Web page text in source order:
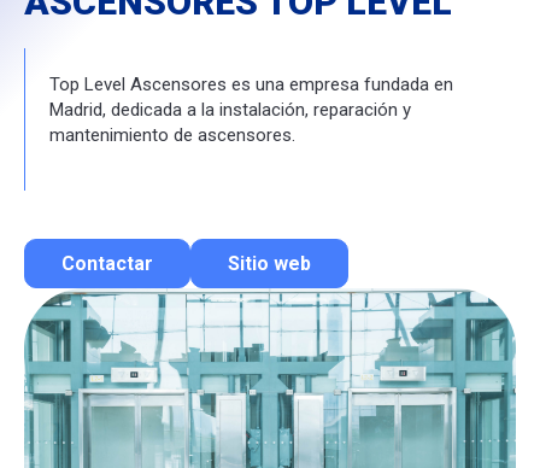
Top Level Ascensores es una empresa fundada en
Madrid, dedicada a la instalación, reparación y
mantenimiento de ascensores.
Contactar
Contactar por correo
Llamar por teléfono
Contactar por Whatsapp
Sitio web